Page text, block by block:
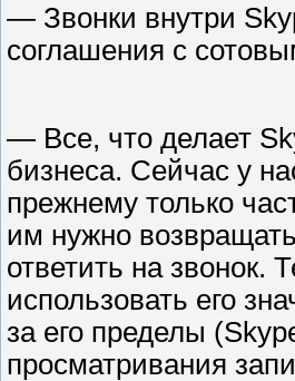
— Звонки внутри
соглашения с
— Все, что делает
бизнеса. Сейчас у
прежнему только
им нужно
ответить на звонок.
использовать его
за его пределы
просматривания